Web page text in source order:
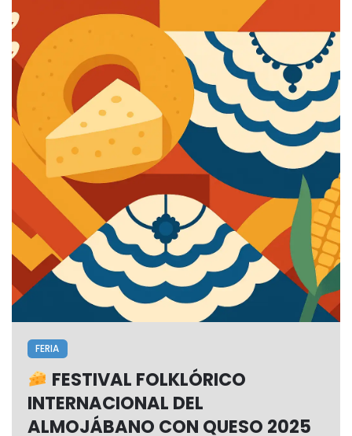
FERIA
FESTIVAL FOLKLÓRICO
INTERNACIONAL DEL
ALMOJÁBANO CON QUESO 2025